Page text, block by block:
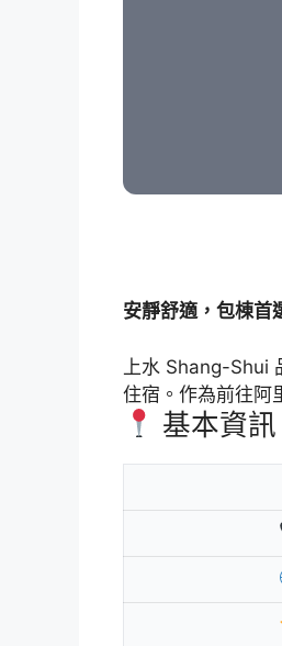
安靜舒適，包棟首
上水 Shang-Shui
住宿。作為前往阿
基本資訊